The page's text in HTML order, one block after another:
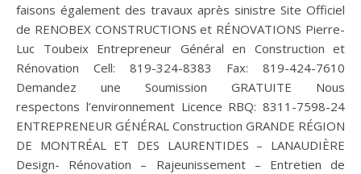
faisons également des travaux après sinistre Site Officiel
de RENOBEX CONSTRUCTIONS et RÉNOVATIONS Pierre-
Luc Toubeix Entrepreneur Général en Construction et
Rénovation Cell: 819-324-8383 Fax: 819-424-7610
Demandez une Soumission GRATUITE Nous
respectons l’environnement Licence RBQ: 8311-7598-24
ENTREPRENEUR GÉNÉRAL Construction GRANDE RÉGION
DE MONTRÉAL ET DES LAURENTIDES – LANAUDIÈRE
Design- Rénovation – Rajeunissement – Entretien de